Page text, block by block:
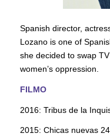
Spanish director,
Lozano is one of
she decided to swap
women’s oppression.
FILMO
2016: Tribus de la
2015: Chicas nuevas